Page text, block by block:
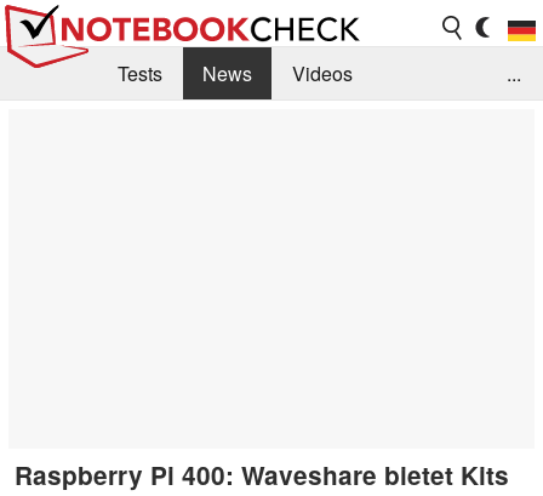
Tests News
Videos
...
Raspberry Pi 400: Waveshare bietet Kits